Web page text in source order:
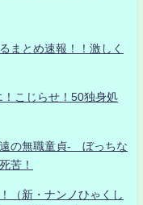
まとめ速報！！激しく
こじらせ！50独身処
の無職童貞- ぼっちな
苦！
（新・ナンノひゃくし